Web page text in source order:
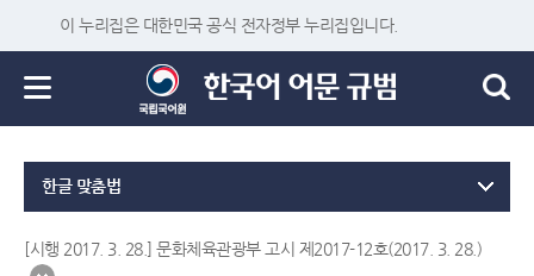
이 누리집은 대한민국 공식 전자정부 누리집입니다.
한글 맞춤법
[시행 2017. 3. 28.] 문화체육관광부 고시 제2017-12호(2017. 3. 28.)